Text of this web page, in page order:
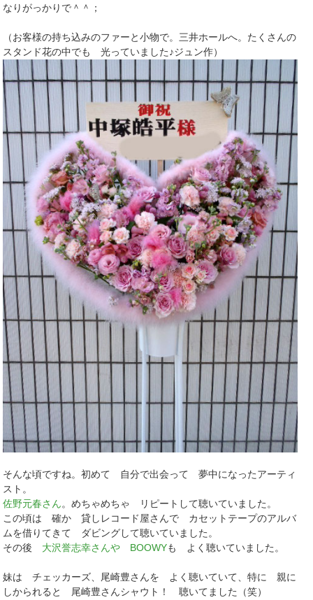
なりがっかりで＾＾；
（お客様の持ち込みのファーと小物で。三井ホールへ。たくさんの
スタンド花の中でも 光っていました♪ジュン作）
そんな頃ですね。初めて 自分で出会って 夢中になったアーティ
スト。
佐野元春さん。めちゃめちゃ リピートして聴いていました。
この頃は 確か 貸しレコード屋さんで カセットテープのアルバ
ムを借りてきて ダビングして聴いていました。
その後 大沢誉志幸さんや BOOWYも よく聴いていました。
妹は チェッカーズ、尾崎豊さんを よく聴いていて、特に 親に
しかられると 尾崎豊さんシャウト！ 聴いてました（笑）